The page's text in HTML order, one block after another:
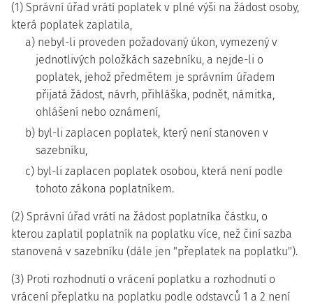
(1) Správní úřad vrátí poplatek v plné výši na žádost osoby,
která poplatek zaplatila,
a) nebyl-li proveden požadovaný úkon, vymezený v
jednotlivých položkách sazebníku, a nejde-li o
poplatek, jehož předmětem je správním úřadem
přijatá žádost, návrh, přihláška, podnět, námitka,
ohlášení nebo oznámení,
b) byl-li zaplacen poplatek, který není stanoven v
sazebníku,
c) byl-li zaplacen poplatek osobou, která není podle
tohoto zákona poplatníkem.
(2) Správní úřad vrátí na žádost poplatníka částku, o
kterou zaplatil poplatník na poplatku více, než činí sazba
stanovená v sazebníku (dále jen "přeplatek na poplatku").
(3) Proti rozhodnutí o vrácení poplatku a rozhodnutí o
vrácení přeplatku na poplatku podle odstavců 1 a 2 není